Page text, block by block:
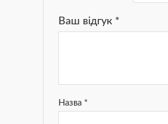
Ваш відгук *
Назва *